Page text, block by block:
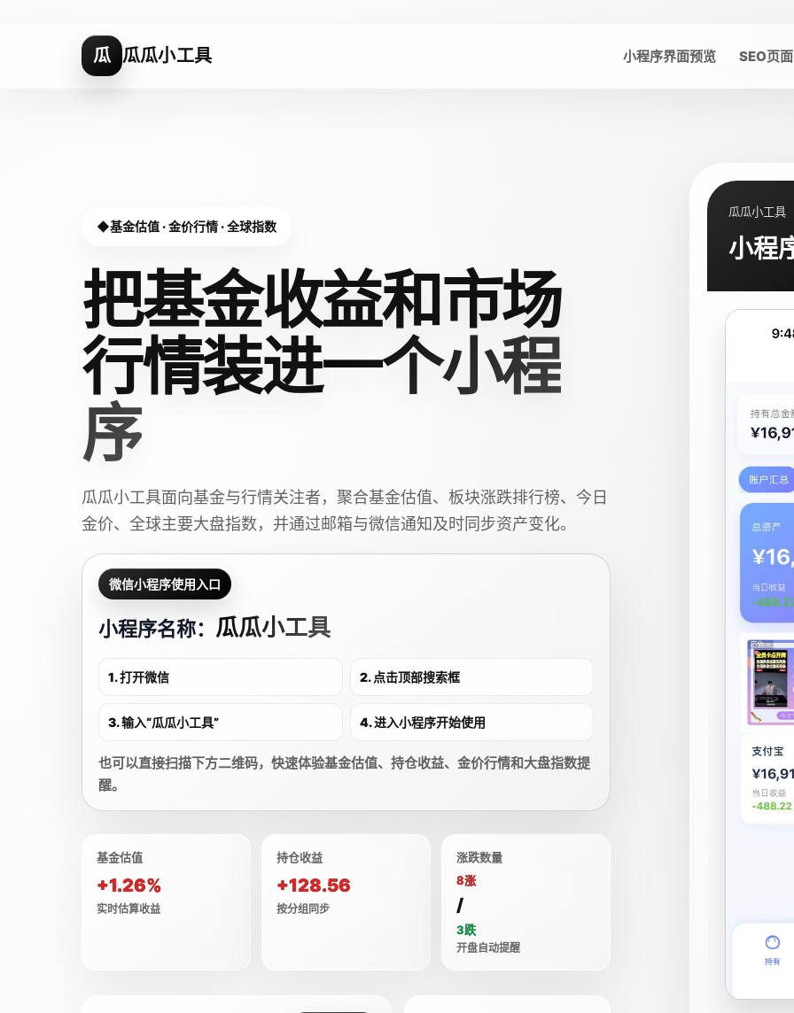
瓜 瓜瓜小工具 小程序界面预览 SEO页面
基金估值 · 金价行情 · 全球指数
把基金收益和市场
行情装进一个小程
序
瓜瓜小工具面向基金与行情关注者，聚合基金估值、板块涨跌排行榜、今日
金价、全球主要大盘指数，并通过邮箱与微信通知及时同步资产变化。
微信小程序使用入口
小程序名称： 瓜瓜小工具
1. 打开微信 2. 点击顶部搜索框
3. 输入“瓜瓜小工具” 4. 进入小程序开始使用
也可以直接扫描下方二维码，快速体验基金估值、持仓收益、金价行情和大盘指数提
醒。
基金估值
+1.26%
实时估算收益
持仓收益
+128.56
按分组同步
涨跌数量
8涨
/
3跌
开盘自动提醒
瓜瓜小工具
小程